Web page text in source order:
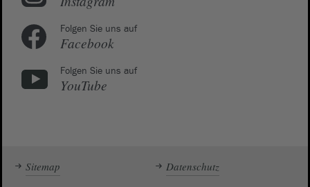
Folgen Sie uns auf
Facebook
Folgen Sie uns auf
YouTube
Sitemap Datenschutz